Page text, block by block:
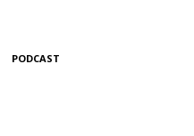
PODCAST